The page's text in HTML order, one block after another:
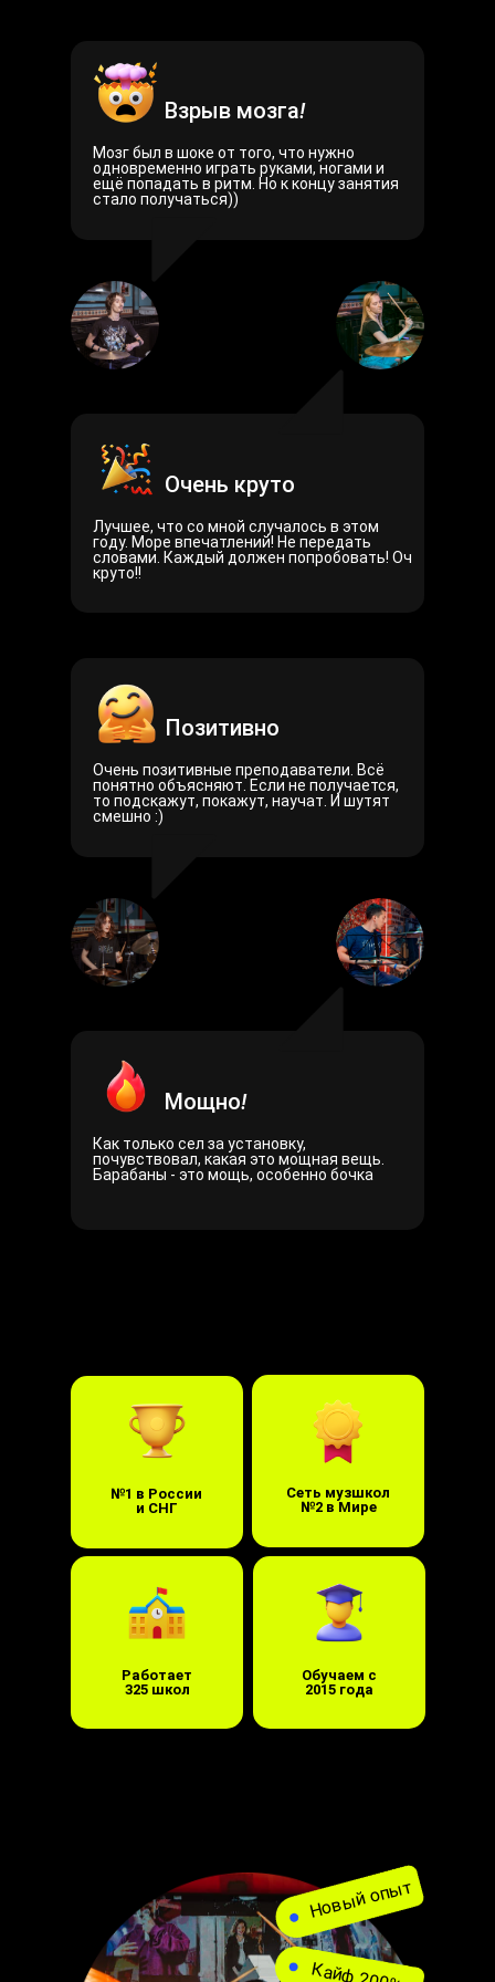
Очень круто
Лучшее, что со мной случалось в этом
году. Море впечатлений! Не передать
словами. Каждый должен попробовать! Оч
круто!!
Мозг был в шоке от того, что нужно
одновременно играть руками, ногами и
ещё попадать в ритм. Но к концу занятия
стало получаться))
Взрыв мозга!
Мощно!
Позитивно
Как только сел за установку,
почувствовал, какая это мощная вещь.
Барабаны - это мощь, особенно бочка
Очень позитивные преподаватели. Всё
понятно объясняют. Если не получается,
то подскажут, покажут, научат. И шутят
смешно :)
Обучаем с
2015 года
Сеть музшкол
№2 в Мире
№1 в России
и СНГ
Работает
325 школ
Новый опыт